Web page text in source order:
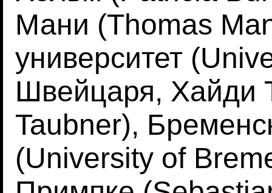
Мани (Thomas
университет
Швейцаря, Хайди
Taubner),
(University of